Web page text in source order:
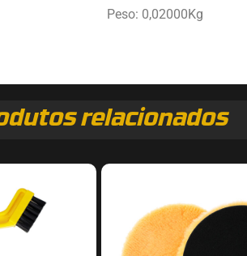
Peso: 0,02000Kg
relacionados